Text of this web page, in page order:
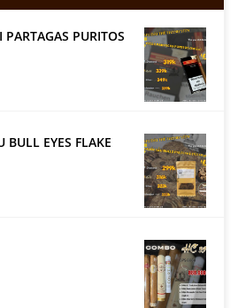
PURITOS
BULL EYES FLAKE